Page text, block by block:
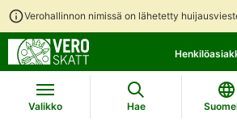
Verohallinnon nimissä on lähetetty
suoraan
sisältöön
koko
sivuston
hakuun
Valikko Hae